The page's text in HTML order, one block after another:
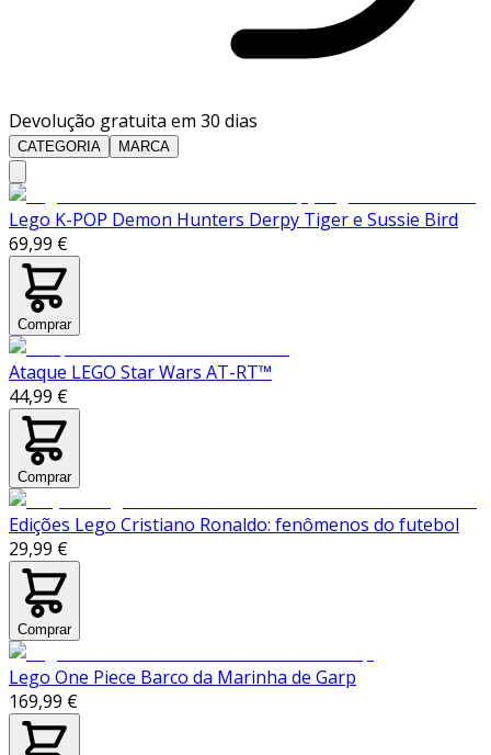
Devolução gratuita em 30 dias
CATEGORIA MARCA
Lego K-POP Demon Hunters Derpy Tiger e Sussie Bird
69,99 €
Comprar
Ataque LEGO Star Wars AT-RT™
44,99 €
Comprar
Edições Lego Cristiano Ronaldo: fenômenos do futebol
29,99 €
Comprar
Lego One Piece Barco da Marinha de Garp
169,99 €